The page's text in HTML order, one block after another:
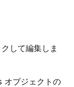
して編集しま
オブジェクトの